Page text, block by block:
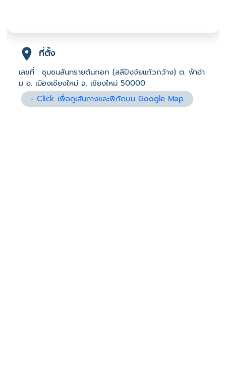
ที่ตั้ง
เลขที่ : ชุมชนสันทรายต้นกอก (สลีปิงจัยแก้วกว้าง) ต. ฟ้าฮ่า
ม อ. เมืองเชียงใหม่ จ. เชียงใหม่ 50000
-Click เพื่อดูเส้นทางและพิกัดบน Google Map